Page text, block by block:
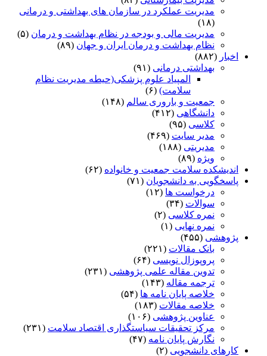
مدیریت عملکرد در سازمان های بهداشتی و درمانی
(۱۸)
مدیریت مالی و بودجه در نظام بهداشت و درمان (۵)
نظام بهداشت و درمان ایران و جهان (۸۹)
اخبار (۸۸۲)
بهداشتی درمانی (۹۱)
المپیاد علوم پزشکی(حیطه مدیریت نظام
سلامت) (۶)
جمعیت و باروری سالم (۱۴۸)
دانشگاهی (۴۱۲)
کلاسی (۹۵)
مدیر سایت (۴۶۹)
مدیریتی (۱۸۸)
ویژه (۸۹)
اندیشکده سلامت جمعیت و خانواده (۶۲)
پاسخگویی به دانشجویان (۷۱)
درخواست ها (۱۲)
سوالات (۳۴)
نمره کلاسی (۲)
نمره نهایی (۱)
پژوهشی (۴۵۵)
بانک مقالات (۲۲۱)
پروپوزال نویسی (۶۴)
تدوین مقاله علمی پژوهشی (۲۳۱)
ترجمه مقاله (۱۴۳)
خلاصه پایان نامه ها (۵۴)
خلاصه مقالات (۱۸۳)
عناوین پژوهشی (۱۰۶)
مرکز تحقیقات سیاستگذاری اقتصاد سلامت (۲۳۱)
نگارش پایان نامه (۴۷)
کارهای دانشجویی (۲)